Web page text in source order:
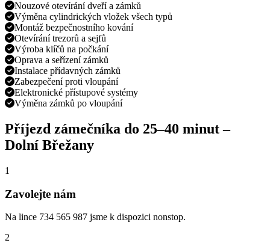
Nouzové otevírání dveří a zámků
Výměna cylindrických vložek všech typů
Montáž bezpečnostního kování
Otevírání trezorů a sejfů
Výroba klíčů na počkání
Oprava a seřízení zámků
Instalace přídavných zámků
Zabezpečení proti vloupání
Elektronické přístupové systémy
Výměna zámků po vloupání
Příjezd zámečníka do 25–40 minut–
Dolní Břežany
1
Zavolejte nám
Na lince 734 565 987 jsme k dispozici nonstop.
2